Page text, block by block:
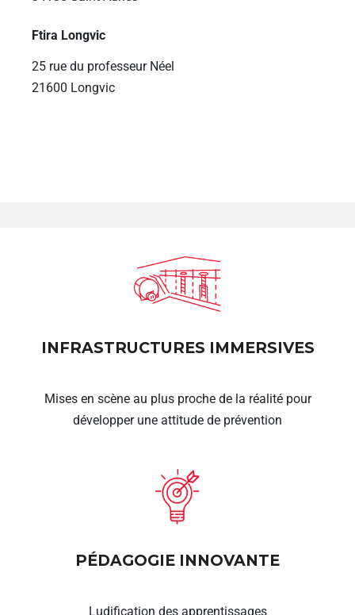
Ftira Longvic
25 rue du professeur Néel
21600 Longvic
INFRASTRUCTURES IMMERSIVES
Mises en scène au plus proche de la réalité pour
développer une attitude de prévention
PÉDAGOGIE INNOVANTE
Ludification des apprentissages